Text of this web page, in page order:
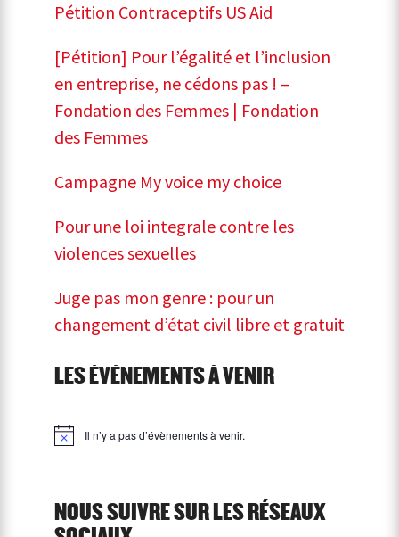
Pétition Contraceptifs US Aid
[Pétition] Pour l’égalité et l’inclusion
en entreprise, ne cédons pas ! –
Fondation des Femmes | Fondation
des Femmes
Campagne My voice my choice
Pour une loi integrale contre les
violences sexuelles
Juge pas mon genre : pour un
changement d’état civil libre et gratuit
LES ÉVÉNEMENTS À VENIR
Notice Il n’y a pas d’évènements à venir.
NOUS SUIVRE SUR LES RÉSEAUX